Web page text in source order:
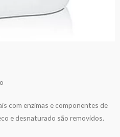
com enzimas e componentes de
e desnaturado são removidos.